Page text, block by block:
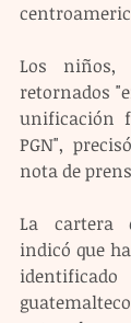
Los niños,
retornados
unificación
PGN",
nota de
La cartera
indicó que